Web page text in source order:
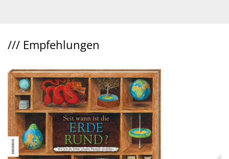
/// Empfehlungen